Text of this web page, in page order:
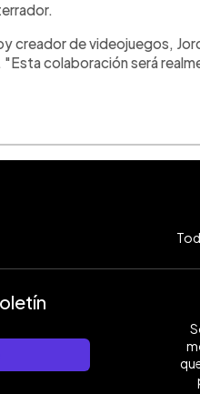
creador de videojuegos,
colaboración será